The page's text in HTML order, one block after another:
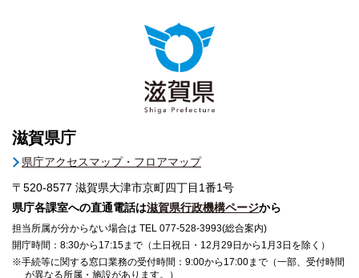
滋賀県庁
県庁アクセスマップ・フロアマップ
〒520-8577 滋賀県大津市京町四丁目1番1号
県庁各課室への直通電話は滋賀県行政機構ページから
担当所属が分からない場合は TEL 077-528-3993(総合案内)
開庁時間：8:30から17:15まで（土日祝日・12月29日から1月3日を除く）
※手続等に関する窓口業務の受付時間：9:00から17:00まで（一部、受付時間
が異なる所属・施設があります。）